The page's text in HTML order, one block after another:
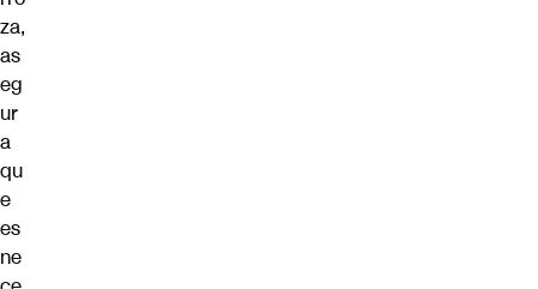
za,
as
eg
ur
a
qu
e
es
ne